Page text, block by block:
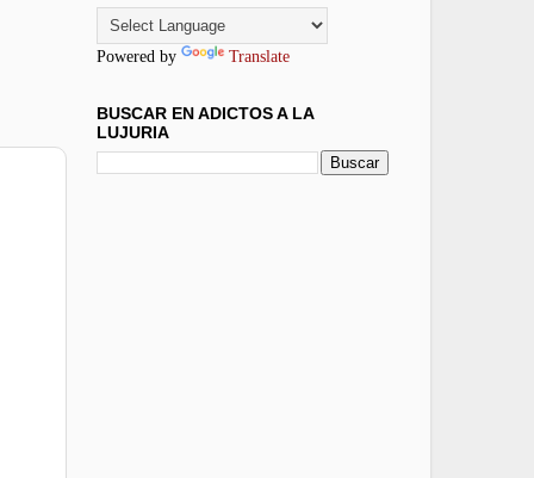
Powered by Translate
BUSCAR EN ADICTOS A LA
LUJURIA